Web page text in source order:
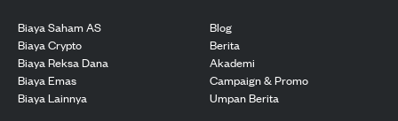
Biaya Saham AS
Biaya Crypto
Biaya Reksa Dana
Biaya Emas
Biaya Lainnya
Blog
Berita
Akademi
Campaign & Promo
Umpan Berita